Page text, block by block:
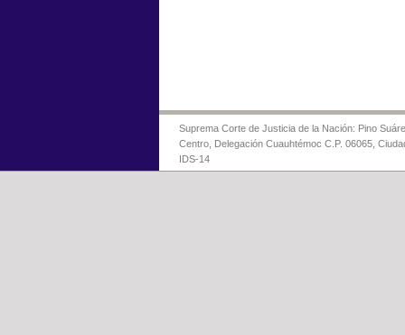
Suprema Corte de Justicia de la Nación: Pino
Centro, Delegación Cuauhtémoc C.P. 06065,
IDS-14